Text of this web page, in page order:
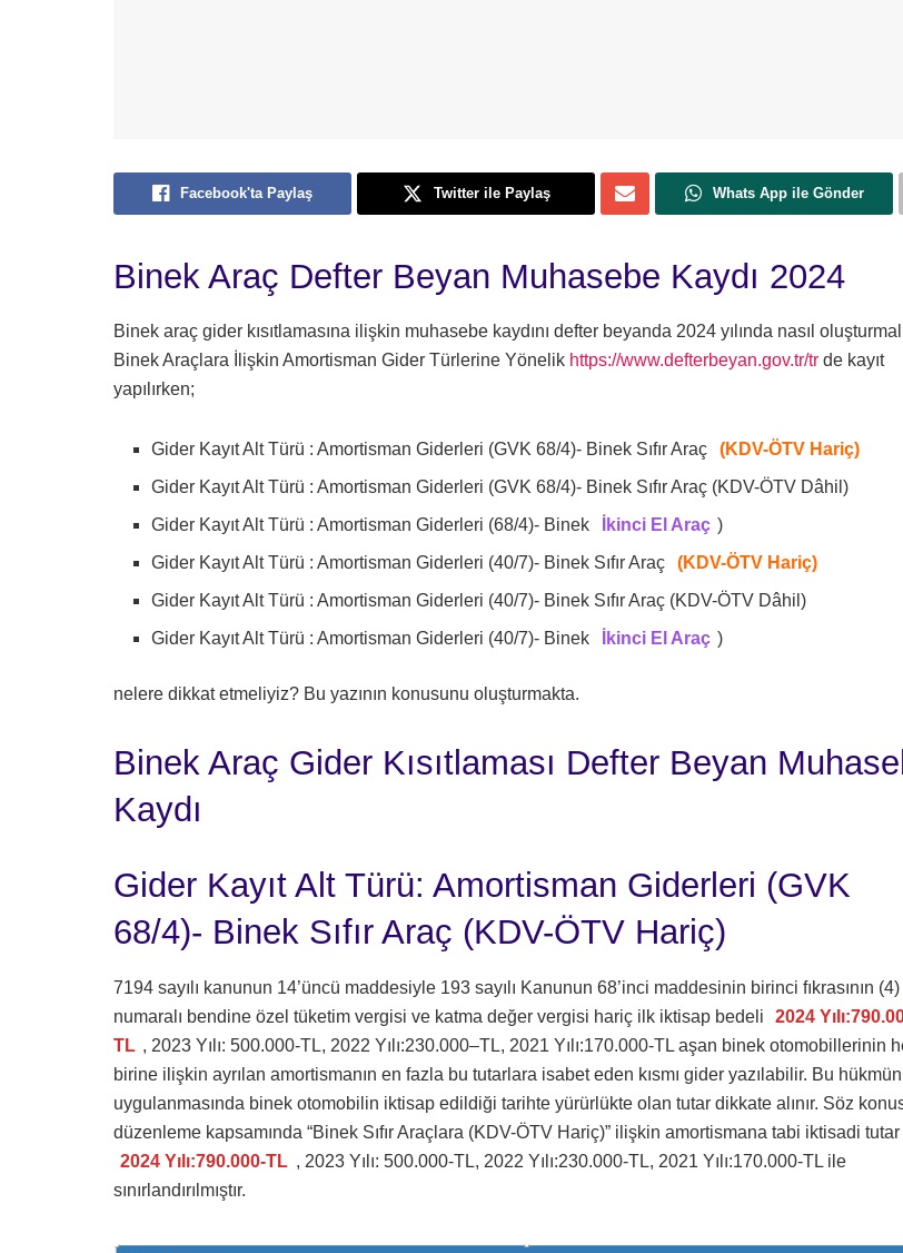
Facebook'ta Paylaş Twitter ile Paylaş Whats App ile Gönder
Binek Araç Defter Beyan Muhasebe Kaydı 2024
Binek araç gider kısıtlamasına ilişkin muhasebe kaydını defter beyanda 2024 yılında nasıl
Binek Araçlara İlişkin Amortisman Gider Türlerine Yönelik https://www.defterbeyan.gov.tr/tr de kayıt
yapılırken;
Gider Kayıt Alt Türü : Amortisman Giderleri (GVK 68/4)- Binek Sıfır Araç
(KDV-ÖTV Hariç)
Gider Kayıt Alt Türü : Amortisman Giderleri (GVK 68/4)- Binek Sıfır Araç (KDV-ÖTV Dâhil)
Gider Kayıt Alt Türü : Amortisman Giderleri (68/4)- Binek
İkinci El Araç )
Gider Kayıt Alt Türü : Amortisman Giderleri (40/7)- Binek Sıfır Araç
(KDV-ÖTV Hariç)
Gider Kayıt Alt Türü : Amortisman Giderleri (40/7)- Binek Sıfır Araç (KDV-ÖTV Dâhil)
Gider Kayıt Alt Türü : Amortisman Giderleri (40/7)- Binek
İkinci El Araç )
nelere dikkat etmeliyiz? Bu yazının konusunu oluşturmakta.
Binek Araç Gider Kısıtlaması Defter Beyan
Kaydı
Gider Kayıt Alt Türü: Amortisman Giderleri (GVK
68/4)- Binek Sıfır Araç (KDV-ÖTV Hariç)
7194 sayılı kanunun 14’üncü maddesiyle 193 sayılı Kanunun 68’inci maddesinin birinci fıkrasının (4)
numaralı bendine özel tüketim vergisi ve katma değer vergisi hariç ilk iktisap bedeli
2024
TL , 2023 Yılı: 500.000-TL, 2022 Yılı:230.000–TL, 2021 Yılı:170.000-TL aşan binek otomobillerinin
birine ilişkin ayrılan amortismanın en fazla bu tutarlara isabet eden kısmı gider yazılabilir. Bu hükmün
uygulanmasında binek otomobilin iktisap edildiği tarihte yürürlükte olan tutar dikkate alınır. Söz
düzenleme kapsamında “Binek Sıfır Araçlara (KDV-ÖTV Hariç)” ilişkin amortismana tabi iktisadi tutar
2024 Yılı:790.000-TL , 2023 Yılı: 500.000-TL, 2022 Yılı:230.000-TL, 2021 Yılı:170.000-TL ile
sınırlandırılmıştır.